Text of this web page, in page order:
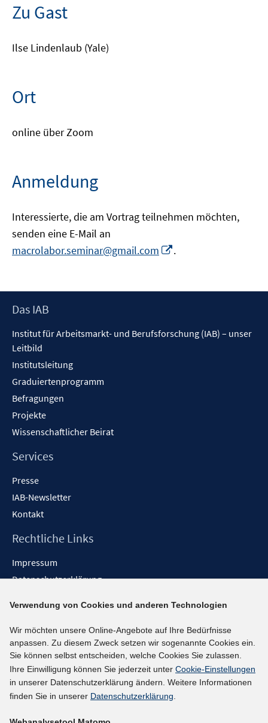
Zu Gast
Ilse Lindenlaub (Yale)
Ort
online über Zoom
Anmeldung
Interessierte, die am Vortrag teilnehmen möchten,
senden eine E-Mail an
macrolabor.seminar@gmail.com Opens
newöffnen
.
Footer
Das IAB
Institut für Arbeitsmarkt- und Berufsforschung (IAB) – unser
Leitbild
Institutsleitung
Graduiertenprogramm
Befragungen
Projekte
Wissenschaftlicher Beirat
Services
Presse
IAB-Newsletter
Kontakt
Rechtliche Links
Impressum
Datenschutzerklärung
Barrieren melden
Social-Media-Kanäle
BlueSky
YouTube
LinkedIn
Verwendung von Cookies und anderen Technologien
Wir möchten unsere Online-Angebote auf Ihre Bedürfnisse
anpassen. Zu diesem Zweck setzen wir sogenannte Cookies ein.
Sie können selbst entscheiden, welche Cookies Sie zulassen.
Ihre Einwilligung können Sie jederzeit unter Cookie-Einstellungen
in unserer Datenschutzerklärung ändern. Weitere Informationen
finden Sie in unserer Datenschutzerklärung.